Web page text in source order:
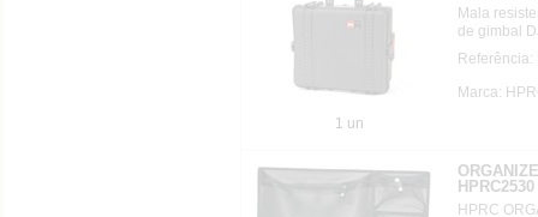
1 un
Mala
de gimbal
Marca:
HPRC2530
HPRC